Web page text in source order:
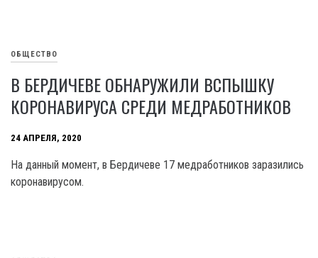
ОБЩЕСТВО
В БЕРДИЧЕВЕ ОБНАРУЖИЛИ ВСПЫШКУ
КОРОНАВИРУСА СРЕДИ МЕДРАБОТНИКОВ
24 АПРЕЛЯ, 2020
На данный момент, в Бердичеве 17 медработников заразились
коронавирусом.